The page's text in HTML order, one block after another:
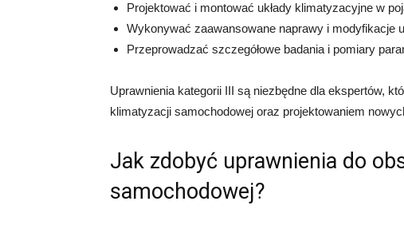
Projektować i montować układy klimatyzacyjne w
Wykonywać zaawansowane naprawy i modyfikacje
Przeprowadzać szczegółowe badania i pomiary
Uprawnienia kategorii III są niezbędne dla ekspertów,
klimatyzacji samochodowej oraz projektowaniem
Jak zdobyć uprawnienia do
samochodowej?